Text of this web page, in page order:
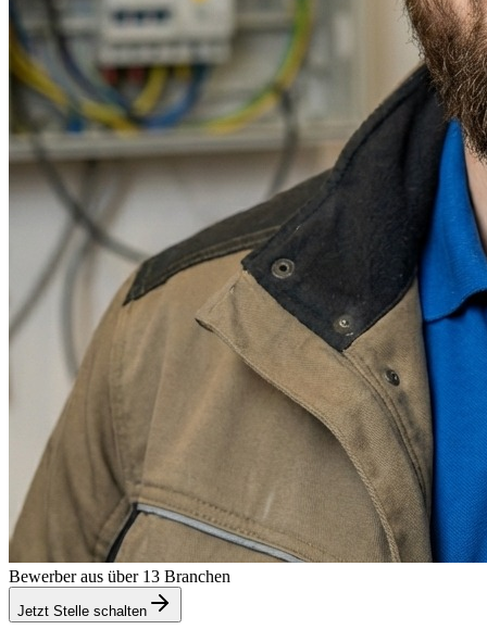
Bewerber aus über 13 Branchen
Jetzt Stelle schalten